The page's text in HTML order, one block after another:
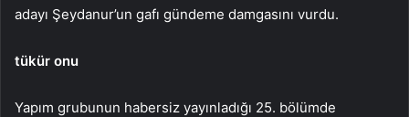
adayı Şeydanur’un gafı gündeme damgasını vurdu.
tükür onu
Yapım grubunun habersiz yayınladığı 25. bölümde